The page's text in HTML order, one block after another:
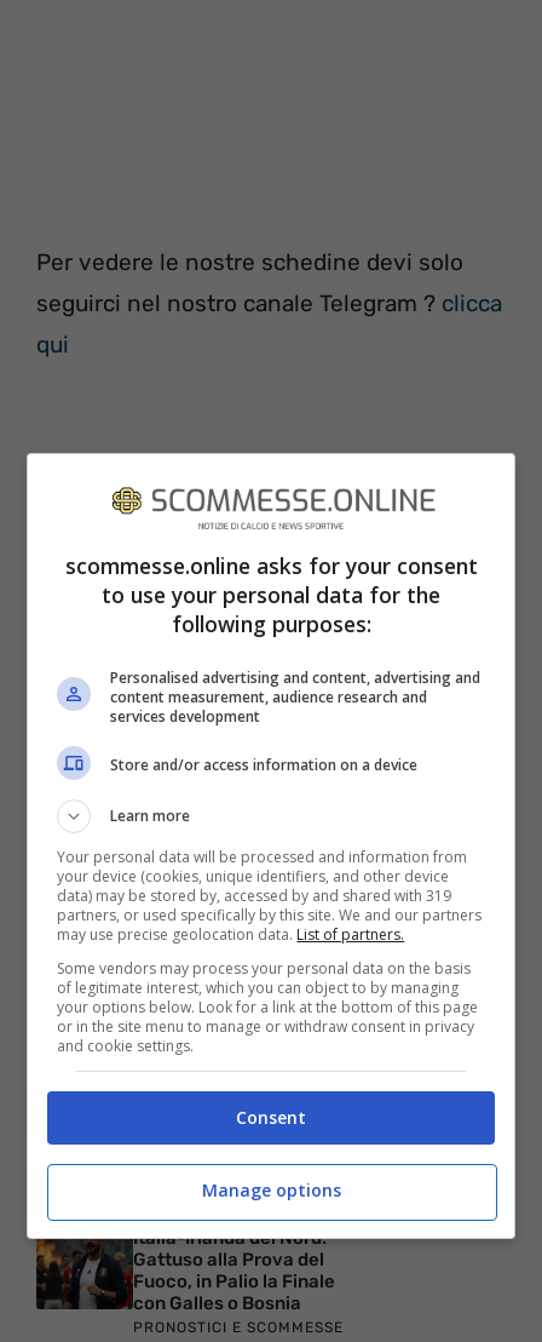
Per vedere le nostre schedine devi solo
seguirci nel nostro canale Telegram ? clicca
qui
ARTICOLI RECENTI
GIOCHI E PASSATEMPO
Come funzionano i codici
bonus casino:
meccanismo, requisiti e
termini da conoscere
Italia-Irlanda del Nord:
Gattuso alla Prova del
Fuoco, in Palio la Finale
con Galles o Bosnia
PRONOSTICI E SCOMMESSE
scommesse.online asks for your consent
to use your personal data for the
following purposes:
Personalised advertising and content, advertising and
content measurement, audience research and
services development
Store and/or access information on a device
Learn more
Your personal data will be processed and information from
your device (cookies, unique identifiers, and other device
data) may be stored by, accessed by and shared with 319
partners, or used specifically by this site. We and our partners
may use precise geolocation data. List of partners.
Some vendors may process your personal data on the basis
of legitimate interest, which you can object to by managing
your options below. Look for a link at the bottom of this page
or in the site menu to manage or withdraw consent in privacy
and cookie settings.
Consent
Manage options